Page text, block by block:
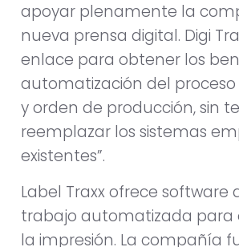
apoyar plenamente la
nueva prensa digital. Digi
enlace para obtener los
automatización del
y orden de producción, sin
reemplazar los sistemas
existentes”.
Label Traxx ofrece software
trabajo automatizada para
la impresión. La compañía